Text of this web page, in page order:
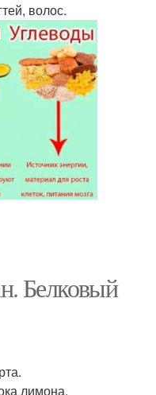
волос.
Белковый
лимона.